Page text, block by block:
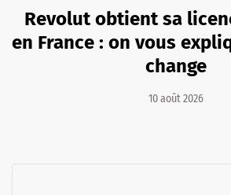
Revolut obtient sa
en France : on vous
change
10 août 2026